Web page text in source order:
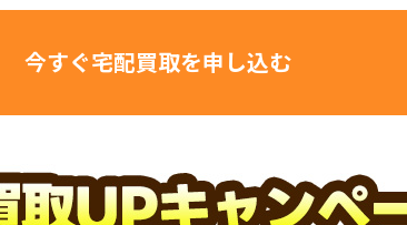
今すぐ宅配買取を申し込む